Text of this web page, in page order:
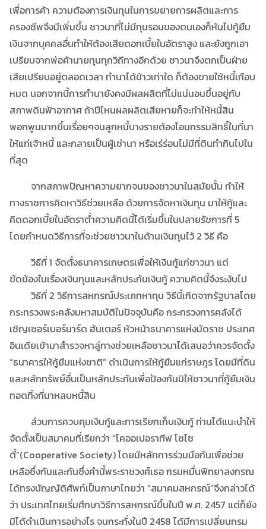
เพื่อการค้า ความต้องการเงินทุนในการขยายการผลิตและการ
ครองชีพจึงมีเพิ่มขึ้น ชาวนาที่ไม่มีทุนรอนของตนเองก็หันไปกู้ยืม
เงินจากบุคคลอื่นทำให้ต้องเสียดอกเบี้ยในอัตราสูง และยังถูกเอา
เปรียบจากพ่อค้านายทุนทุกวิถีทางอีกด้วย ชาวนาจึงตกเป็นฝ่าย
เสียเปรียบอยู่ตลอดเวลา ทำนาได้ข้าวเท่าใด ก็ต้องขายใช้หนี้เกือบ
หมด นอกจากนี้การทำนายังคงมีผลผลิตที่ไม่แน่นอนขึ้นอยู่กับ
สภาพดินฟ้าอากาศ ถ้าปีไหนผลผลิตเสียหายก็จะทำให้หนี้สิน
พอกพูนมากขึ้นเรื่อยๆจนลูกหนี้บางรายต้องโอนกรรมสิทธิ์ในที่นา
ให้แก่เจ้าหนี้ และกลายเป็นผู้เช่านา หรือเร่ร่อนไม่มีที่ดินทำกินไปใน
ที่สุด
จากสภาพปัญหาความยากจนของชาวนาในสมัยนั้น ทำให้
ทางราชการคิดหาวิธีช่วยเหลือ ด้วยการจัดหาเงินทุน มาให้กู้และ
คิดดอกเบี้ยในอัตราต่ำความคิดนี้ได้เริ่มขึ้นในปลายรัชการที่ 5
โดยกำหนดวิธีการที่จะช่วยชาวนาในด้านเงินทุนไว้ 2 วิธี คือ
วิธีที่ 1 จัดตั้งธนาคารเกษตรเพื่อให้เงินกู้แก่ชาวนา แต่
ขัดข้องในเรื่องเงินทุนและหลักประกันเงินกู้ ความคิดนี้จึงระงับไป
วิธีที่ 2 วิธีการสหกรณ์ประเภทหาทุน วิธีนี้เกิดจากรัฐบาลโดย
กระทรวงพระคลังมหาสมบัติในปัจจุบันคือ กระทรวงการคลังได้
เชิญเซอร์เบอร์นาร์ด ฮันเตอร์ หัวหน้าธนาคารแห่งมัดราช ประเทศ
อินเดียเข้ามาสำรวจหาลู่ทางช่วยเหลือชาวนาได้เสนอว่าควรจัดตั้ง
“ธนาคารให้กู้ยืมแห่งชาติ” ดำเนินการให้กู้ยืมแก่ราษฎร โดยมีที่ดิน
และหลักทรัพย์อื่นเป็นหลักประกันเพื่อป้องกันมิให้ชาวนาที่กู้ยืมเงิน
ทอดทิ้งที่นาหลบหนี้สิน
ส่วนการควบคุมเงินกู้และการเรียกเก็บเงินกู้ ท่านได้แนะนำให้
จัดตั้งเป็นสมาคมที่เรียกว่า “โคออเปอราทีฟ โซไซ
ตี้”(Cooperative Society) โดยมีหลักการร่วมมือกันเพื่อช่วย
เหลือซึ่งกันและกันซึ่งคำนี้พระราชวงศ์เธอ กรมหมื่นพิทยาลงกรณ
ได้ทรงบัญญัติศัพท์เป็นภาษาไทยว่า “สมาคมสหกรณ์”จึงกล่าวได้
ว่า ประเทศไทยเริ่มศึกษาวิธีการสหกรณ์ขึ้นในปี พ.ศ. 2457 แต่ก็ยัง
มิได้ดำเนินการอย่างไร จนกระทั่งในปี 2458 ได้มีการเปลี่ยนกรม